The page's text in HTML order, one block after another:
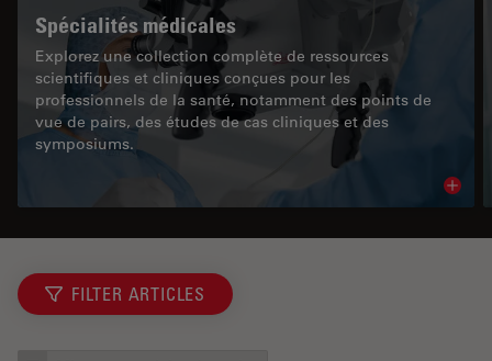
Spécialités médicales
Explorez une collection complète de ressources
scientifiques et cliniques conçues pour les
professionnels de la santé, notamment des points de
vue de pairs, des études de cas cliniques et des
symposiums.
FILTER ARTICLES